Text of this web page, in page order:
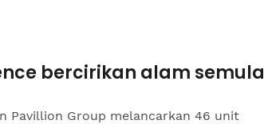
bercirikan alam semula
Pavillion Group melancarkan 46 unit